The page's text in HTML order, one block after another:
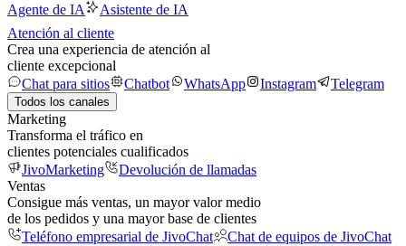
Agente de IA
Asistente de IA
Atención al cliente
Crea una experiencia de atención al
cliente excepcional
Chat para sitios
Chatbot WhatsApp Instagram Telegram
Todos los canales
Marketing
Transforma el tráfico en
clientes potenciales cualificados
JivoMarketing
Devolución de llamadas
Ventas
Consigue más ventas, un mayor valor medio
de los pedidos y una mayor base de clientes
Teléfono empresarial de JivoChat
Chat de equipos de JivoChat